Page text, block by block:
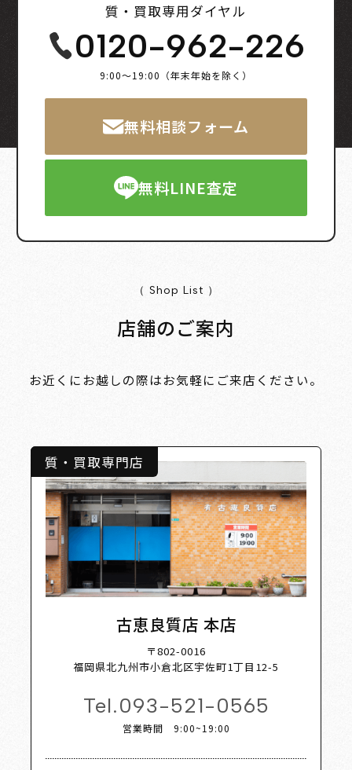
質・買取専用ダイヤル
0120-962-226
9:00～19:00（年末年始を除く）
無料相談フォーム
無料LINE査定
（ Shop List ）
店舗のご案内
お近くにお越しの際はお気軽にご来店ください。
質・買取専門店
古恵良質店 本店
〒802-0016
福岡県北九州市小倉北区宇佐町1丁目12-5
Tel.093-521-0565
営業時間 9:00~19:00